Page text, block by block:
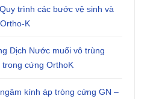
Quy trình các bước vệ sinh và
K
Dịch Nước muối vô trùng
cứng OrthoK
kính áp tròng cứng GN –